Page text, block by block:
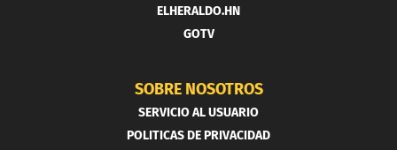
ELHERALDO.HN
GOTV
SOBRE NOSOTROS
SERVICIO AL USUARIO
POLITICAS DE PRIVACIDAD